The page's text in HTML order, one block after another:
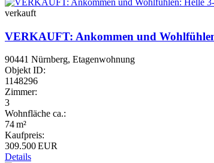
verkauft
VERKAUFT: Ankommen und
90441 Nürnberg, Etagenwohnung
Objekt ID:
1148296
Zimmer:
3
Wohnfläche ca.:
74 m²
Kaufpreis:
309.500 EUR
Details